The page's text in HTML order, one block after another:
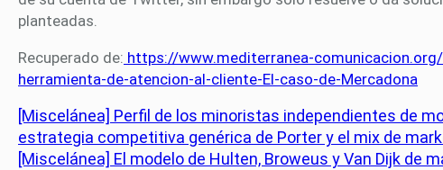
planteadas.
Recuperado de: https://www.mediterranea-
herramienta-de-atencion-al-cliente-El-caso-de-Mercadona
[Miscelánea] Perfil de los minoristas independientes de
estrategia competitiva genérica de Porter y el mix de
[Miscelánea] El modelo de Hulten, Broweus y Van Dijk de